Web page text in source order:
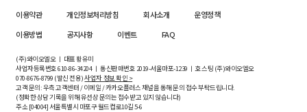
이용약관 개인정보처리방침 회사소개
운영정책
이용방법
공지사항 이벤트 FAQ
(주)와이오엘오 ㅣ 대표 황유미
사업자등록번호610-86-34204ㅣ 통신판매번호 2019-서울마포-1239 ㅣ 호스팅 (주)와이오엘오
070-8676-8799 (발신 전용)사업자 정보 확인 >
고객 문의: 우측 고객센터 / 이메일 / 카카오플러스 채널을 통해 문의 접수 부탁드립니다.
(정확한 상담 기록을 위해 유선상 문의는 접수받고 있지 않습니다)
주소 [04004] 서울특별시 마포구 월드컵로10길5-6